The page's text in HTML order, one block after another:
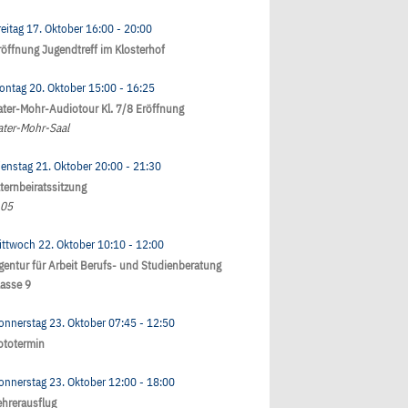
17. Oktober16:00- 20:00
Jugendtreff im Klosterhof
20. Oktober15:00- 16:25
Mohr-Audiotour Kl. 7/8 Eröffnung
Mohr-Saal
21. Oktober20:00- 21:30
22. Oktober10:10- 12:00
für Arbeit Berufs- und Studienberatung
9
23. Oktober07:45- 12:50
23. Oktober12:00- 18:00